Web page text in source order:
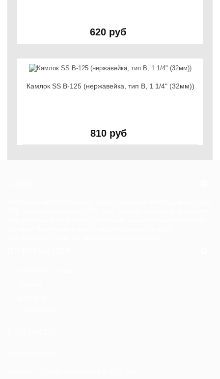
620 руб
Камлок SS B-125 (нержавейка, тип B, 1 1/4" (32мм))
810 руб